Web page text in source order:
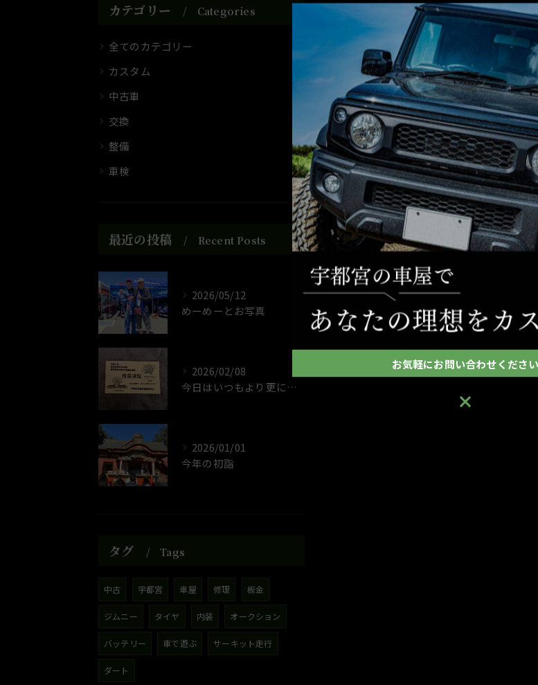
カテゴリー Categories
全てのカテゴリー
カスタム
中古車
交換
整備
車検
最近の投稿 Recent Posts
2026/05/12
めーめーとお写真
2026/02/08
今日はいつもより更に政治的なことが動きそうな選挙です
2026/01/01
今年の初詣
タグ Tags
中古 宇都宮 車屋 修理 板金
ジムニー タイヤ 内装 オークション
バッテリー 車で遊ぶ サーキット走行
ダート
お気軽にお問い合わせください
お気軽にお問い合わせください